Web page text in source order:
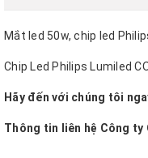
Mắt led 50w, chip led
Chip Led Philips Lumiled
Hãy đến với chúng tôi
Thông tin liên hệ Công ty